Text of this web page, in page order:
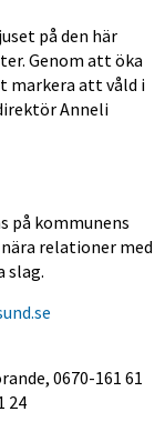
på den här
Genom att öka
markera att våld i
Anneli
på kommunens
relationer med
slag.
0670-161 61
24